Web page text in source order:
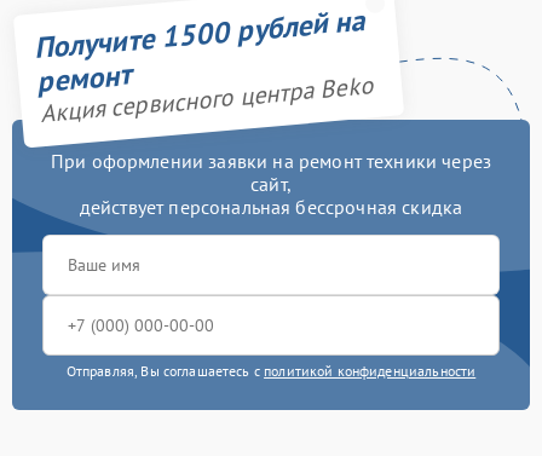
Получите 1500 рублей на
ремонт
Акция сервисного центра Beko
При оформлении заявки на ремонт техники через
сайт,
действует персональная бессрочная скидка
Отправляя, Вы соглашаетесь с политикой конфиденциальности